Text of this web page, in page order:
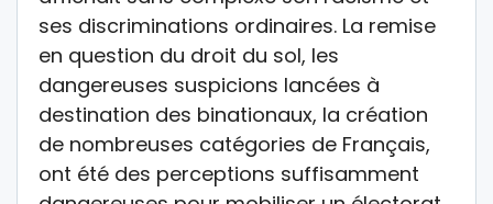
ses discriminations ordinaires. La remise
en question du droit du sol, les
dangereuses suspicions lancées à
destination des binationaux, la création
de nombreuses catégories de Français,
ont été des perceptions suffisamment